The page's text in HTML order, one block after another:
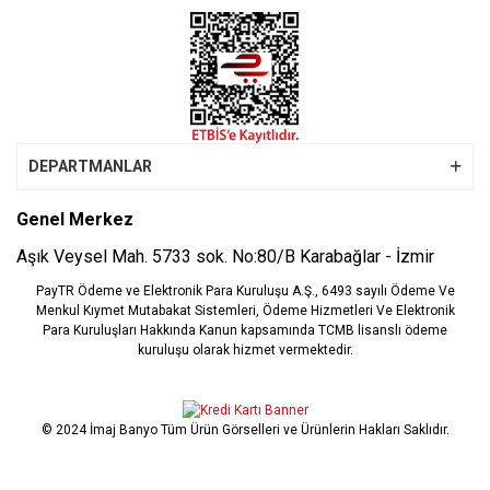
DEPARTMANLAR
Genel Merkez
Aşık Veysel Mah. 5733 sok. No:80/B Karabağlar - İzmir
PayTR Ödeme ve Elektronik Para Kuruluşu A.Ş., 6493 sayılı Ödeme Ve
Menkul Kıymet Mutabakat Sistemleri, Ödeme Hizmetleri Ve Elektronik
Para Kuruluşları Hakkında Kanun kapsamında TCMB lisanslı ödeme
kuruluşu olarak hizmet vermektedir.
© 2024 İmaj Banyo Tüm Ürün Görselleri ve Ürünlerin Hakları Saklıdır.